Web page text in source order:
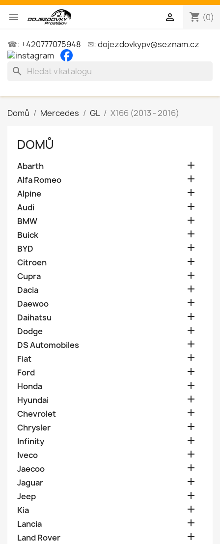
 shopping_cart (0)

☎: +420777075948 ✉:dojezdovkypv@seznam.cz
search
Domů Mercedes GL X166 (2013 - 2016)
DOMŮ
Abarth 
Alfa Romeo 
Alpine 
Audi 
BMW 
Buick 
BYD 
Citroen 
Cupra 
Dacia 
Daewoo 
Daihatsu 
Dodge 
DS Automobiles 
Fiat 
Ford 
Honda 
Hyundai 
Chevrolet 
Chrysler 
Infinity 
Iveco 
Jaecoo 
Jaguar 
Jeep 
Kia 
Lancia 
Land Rover 